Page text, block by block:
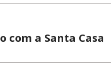
a Santa Casa